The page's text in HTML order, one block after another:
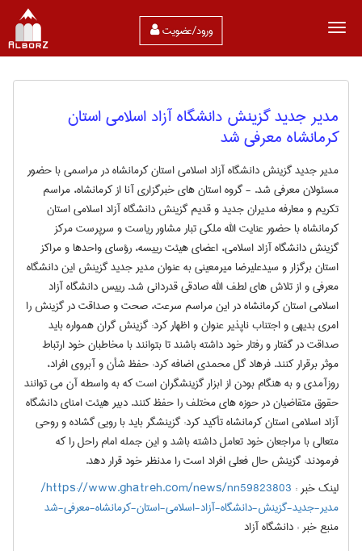
ورود/عضویت
مدیر جدید گزینش دانشگاه آزاد اسلامی استان
کرمانشاه معرفی شد
مدیر جدید گزینش دانشگاه آزاد اسلامی استان کرمانشاه در مراسمی با حضور
مسئولان معرفی شد. - گروه استان های خبرگزاری آنا از کرمانشاه، مراسم
تکریم و معارفه مدیران جدید و قدیم گزینش دانشگاه آزاد اسلامی استان
کرمانشاه با حضور عنایت الله ملکی تبار مشاور ریاست و سرپرست مرکز
گزینش دانشگاه آزاد اسلامی، اعضای هیئت رییسه، رؤسای واحدها و مراکز
استان برگزار و سیدعلیرضا میرمعینی به عنوان مدیر جدید گزینش این دانشگاه
معرفی و از تلاش های لطف الله صادقی قدردانی شد. رییس دانشگاه آزاد
اسلامی استان کرمانشاه در این مراسم سرعت، صحت و صداقت در گزینش را
امری بدیهی و اجتناب ناپذیر عنوان و اظهار کرد: گزینش گران همواره باید
صداقت در گفتار و رفتار خود داشته باشند تا بتوانند با مخاطبان خود ارتباط
موثر برقرار کنند. فرهاد گل محمدی اضافه کرد: حفظ شأن و آبروی افراد،
روزآمدی و به هنگام بودن از ابزار گزینشگران است که به واسطه آن می توانند
حقوق متقاضیان در حوزه های مختلف را حفظ کنند. دبیر هیئت امنای دانشگاه
آزاد اسلامی استان کرمانشاه تأکید کرد: گزینشگر باید با رویی گشاده و روحی
متعالی با مراجعان خود تعامل داشته باشد و این جمله امام راحل را که
فرمودند: گزینش حال فعلی افراد است را مدنظر خود قرار دهد.
لینک خبر :
https://www.ghatreh.com/news/nn59823803/
مدیر-جدید-گزینش-دانشگاه-آزاد-اسلامی-استان-کرمانشاه-معرفی-شد
منبع خبر :دانشگاه آزاد